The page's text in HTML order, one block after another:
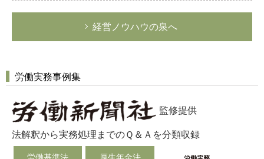
経営ノウハウの泉へ
労働実務事例集
監修提供
法解釈から実務処理までのＱ＆Ａを分類収録
労働基準法 厚生年金法